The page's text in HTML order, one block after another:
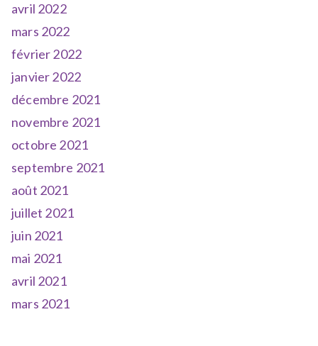
avril 2022
mars 2022
février 2022
janvier 2022
décembre 2021
novembre 2021
octobre 2021
septembre 2021
août 2021
juillet 2021
juin 2021
mai 2021
avril 2021
mars 2021